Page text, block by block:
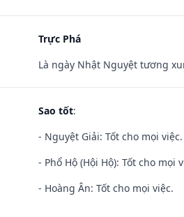
Trực Phá
Là ngày Nhật Nguyệt tương
Sao tốt:
- Nguyệt Giải: Tốt cho mọi việc.
- Phổ Hộ (Hội Hộ): Tốt cho
- Hoàng Ân: Tốt cho mọi việc.